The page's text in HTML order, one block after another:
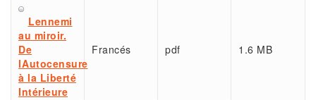
Lennemi
au miroir.
De
lAutocensure
à la Liberté
Intérieure
Francés pdf 1.6 MB